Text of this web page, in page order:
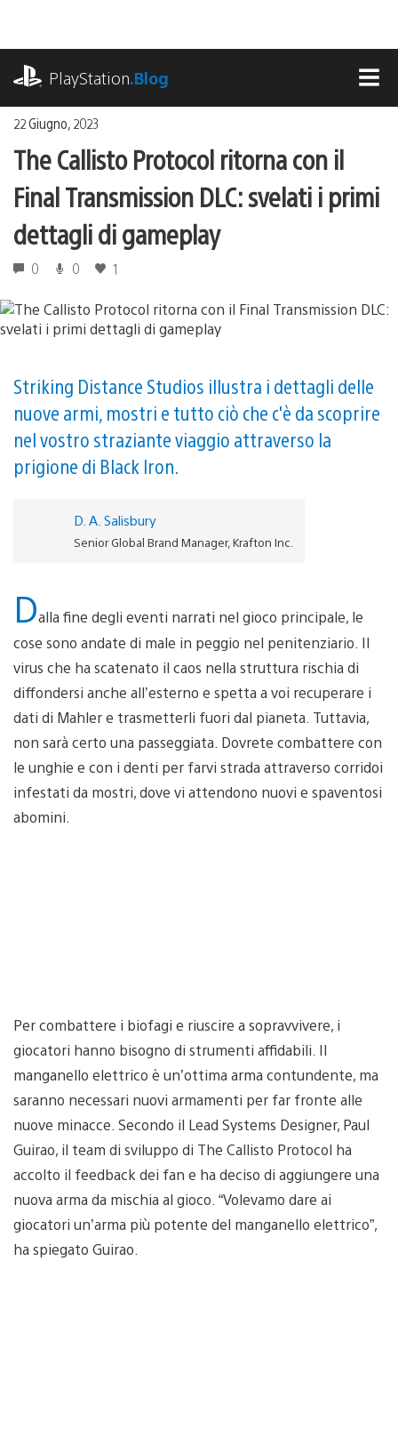
contenuto
PlayStation.Blog
22 Giugno, 2023
The Callisto Protocol ritorna con il
Final Transmission DLC: svelati i primi
dettagli di gameplay
0 0 1
Striking Distance Studios illustra i dettagli delle
nuove armi, mostri e tutto ciò che c'è da scoprire
nel vostro straziante viaggio attraverso la
prigione di Black Iron.
D. A. Salisbury
Senior Global Brand Manager, Krafton Inc.
Dalla fine degli eventi narrati nel gioco principale, le
cose sono andate di male in peggio nel penitenziario. Il
virus che ha scatenato il caos nella struttura rischia di
diffondersi anche all’esterno e spetta a voi recuperare i
dati di Mahler e trasmetterli fuori dal pianeta. Tuttavia,
non sarà certo una passeggiata. Dovrete combattere con
le unghie e con i denti per farvi strada attraverso corridoi
infestati da mostri, dove vi attendono nuovi e spaventosi
abomini.
Per combattere i biofagi e riuscire a sopravvivere, i
giocatori hanno bisogno di strumenti affidabili. Il
manganello elettrico è un’ottima arma contundente, ma
saranno necessari nuovi armamenti per far fronte alle
nuove minacce. Secondo il Lead Systems Designer, Paul
Guirao, il team di sviluppo di The Callisto Protocol ha
accolto il feedback dei fan e ha deciso di aggiungere una
nuova arma da mischia al gioco. “Volevamo dare ai
giocatori un’arma più potente del manganello elettrico”,
ha spiegato Guirao.